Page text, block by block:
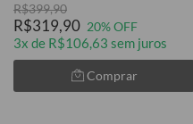
R$399,90
R$319,90 20% OFF
3x de R$106,63 sem juros
Comprar